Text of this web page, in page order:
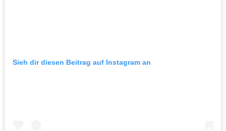
Sieh dir diesen Beitrag auf Instagram an